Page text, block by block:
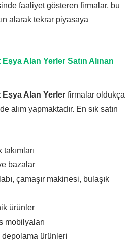
faaliyet gösteren firmalar, bu
alarak tekrar piyasaya
Alan Yerler Satın Alınan
Alan Yerler firmalar oldukça
alım yapmaktadır. En sık satın
bazalar
çamaşır makinesi, bulaşık
ürünler
mobilyaları
depolama ürünleri